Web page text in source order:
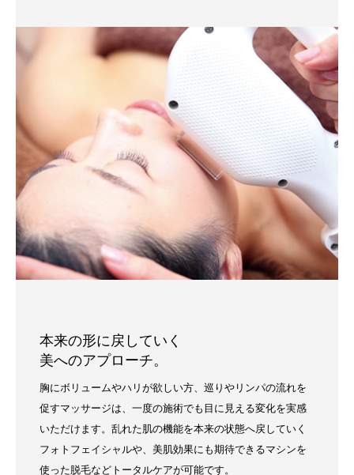
本来の形に戻していく
美へのアプローチ。
胸にボリュームやハリが欲しい方、巡りやリンパの流れを
促すマッサージは、一度の施術でも目に見える変化を実感
いただけます。乱れた肌の機能を本来の状態へ戻していく
フォトフェイシャルや、美肌効果にも期待できるマシンを
使った脱毛などトータルケアが可能です。